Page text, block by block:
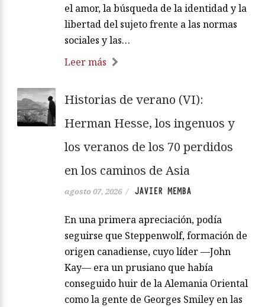
el amor, la búsqueda de la identidad y la
libertad del sujeto frente a las normas
sociales y las…
Leer más
Historias de verano (VI):
Herman Hesse, los ingenuos y
los veranos de los 70 perdidos
en los caminos de Asia
agosto 07, 2026 / JAVIER MEMBA
En una primera apreciación, podía
seguirse que Steppenwolf, formación de
origen canadiense, cuyo líder —John
Kay— era un prusiano que había
conseguido huir de la Alemania Oriental
como la gente de Georges Smiley en las